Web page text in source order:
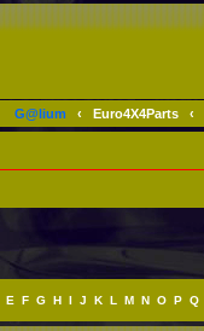
G@lium ‹ Euro4X4Parts ‹
E F G H I J K L M N O P Q